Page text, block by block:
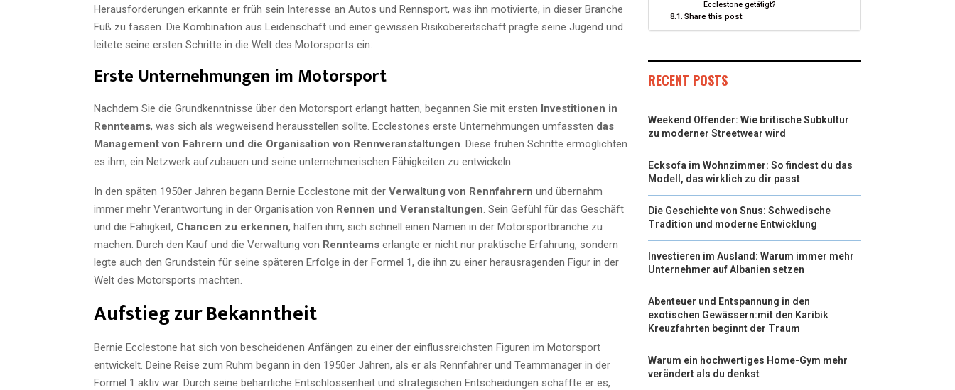
Herausforderungen erkannte er früh sein Interesse an Autos und Rennsport, was ihn motivierte, in dieser Branche
Fuß zu fassen. Die Kombination aus Leidenschaft und einer gewissen Risikobereitschaft prägte seine Jugend und
leitete seine ersten Schritte in die Welt des Motorsports ein.
Erste Unternehmungen im Motorsport
Nachdem Sie die Grundkenntnisse über den Motorsport erlangt hatten, begannen Sie mit ersten Investitionen in
Rennteams, was sich als wegweisend herausstellen sollte. Ecclestones erste Unternehmungen umfassten das
Management von Fahrern und die Organisation von Rennveranstaltungen . Diese frühen Schritte ermöglichten
es ihm, ein Netzwerk aufzubauen und seine unternehmerischen Fähigkeiten zu entwickeln.
In den späten 1950er Jahren begann Bernie Ecclestone mit der Verwaltung von Rennfahrern und übernahm
immer mehr Verantwortung in der Organisation von Rennen und Veranstaltungen . Sein Gefühl für das Geschäft
und die Fähigkeit, Chancen zu erkennen, halfen ihm, sich schnell einen Namen in der Motorsportbranche zu
machen. Durch den Kauf und die Verwaltung von Rennteams erlangte er nicht nur praktische Erfahrung, sondern
legte auch den Grundstein für seine späteren Erfolge in der Formel 1, die ihn zu einer herausragenden Figur in der
Welt des Motorsports machten.
Aufstieg zur Bekanntheit
Bernie Ecclestone hat sich von bescheidenen Anfängen zu einer der einflussreichsten Figuren im Motorsport
entwickelt. Deine Reise zum Ruhm begann in den 1950er Jahren, als er als Rennfahrer und Teammanager in der
Formel 1 aktiv war. Durch seine beharrliche Entschlossenheit und strategischen Entscheidungen schaffte er es,
Ecclestone getätigt?
Share this post:
RECENT POSTS
Weekend Offender: Wie britische Subkultur
zu moderner Streetwear wird
Ecksofa im Wohnzimmer: So findest du das
Modell, das wirklich zu dir passt
Die Geschichte von Snus: Schwedische
Tradition und moderne Entwicklung
Investieren im Ausland: Warum immer mehr
Unternehmer auf Albanien setzen
Abenteuer und Entspannung in den
exotischen Gewässern:mit den Karibik
Kreuzfahrten beginnt der Traum
Warum ein hochwertiges Home-Gym mehr
verändert als du denkst